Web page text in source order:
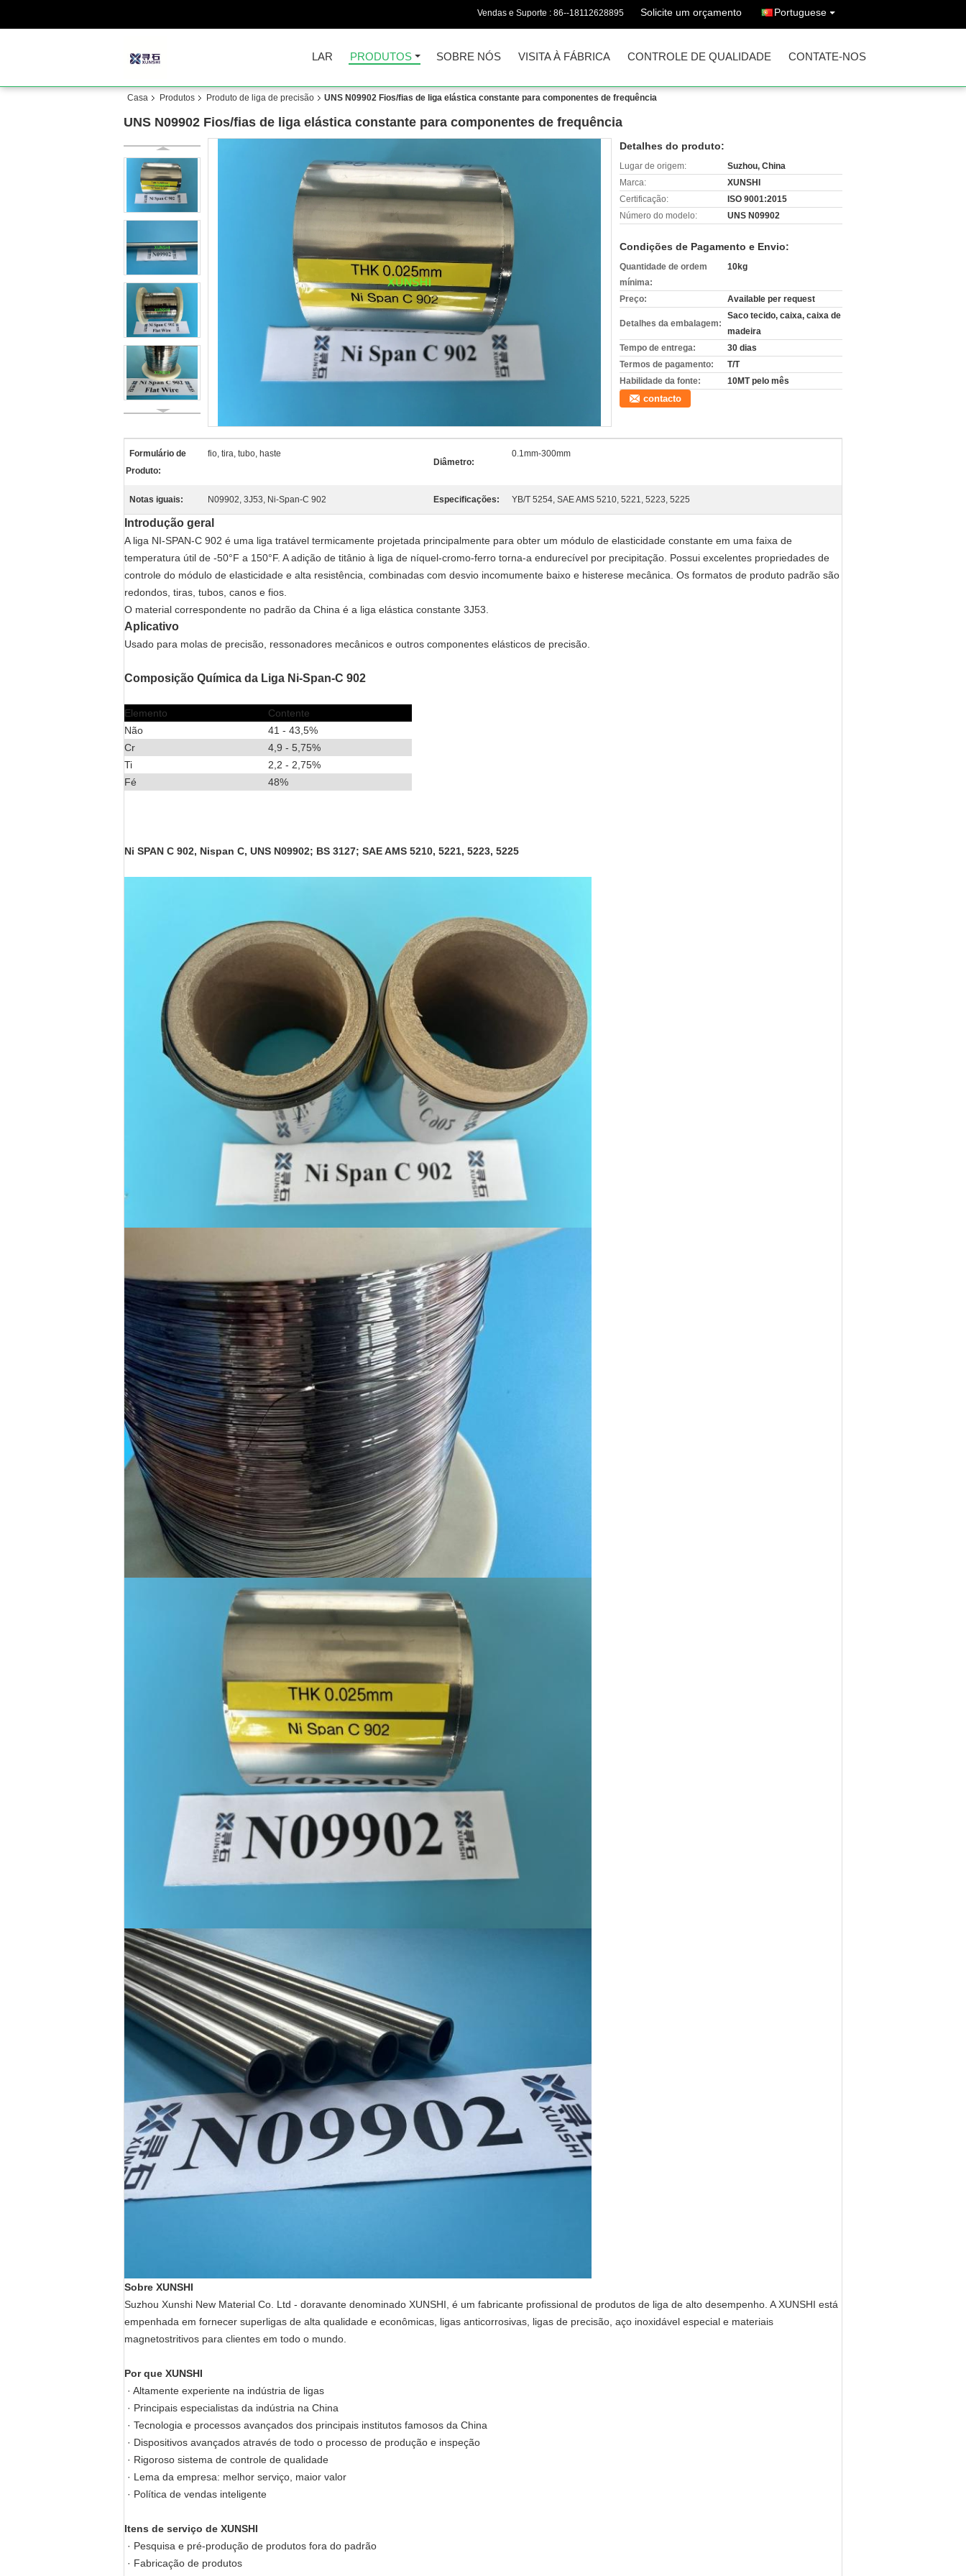
Vendas e Suporte : 86--18112628895 Solicite um orçamento Portuguese
LAR PRODUTOS SOBRE NÓS VISITA À FÁBRICA CONTROLE DE QUALIDADE CONTATE-NOS
Casa Produtos Produto de liga de precisão UNS N09902 Fios/fias de liga elástica constante para componentes de frequência
UNS N09902 Fios/fias de liga elástica constante para componentes de frequência
Detalhes do produto:
Lugar de origem:
Suzhou, China
Marca:
XUNSHI
Certificação:
ISO 9001:2015
Número do modelo:
UNS N09902
Condições de Pagamento e Envio:
Quantidade de ordem
mínima:
10kg
Preço: Available per request
Detalhes da embalagem:
Saco tecido, caixa, caixa de
madeira
Tempo de entrega:
30 dias
Termos de pagamento:
T/T
Habilidade da fonte:
10MT pelo mês
contacto
Formulário de
Produto:
fio, tira, tubo, haste
Diâmetro:
0.1mm-300mm
Notas iguais: N09902, 3J53, Ni-Span-C 902 Especificações: YB/T 5254, SAE AMS 5210, 5221, 5223, 5225
Introdução geral
A liga NI-SPAN-C 902 é uma liga tratável termicamente projetada principalmente para obter um módulo de elasticidade constante em uma faixa de
temperatura útil de -50°F a 150°F. A adição de titânio à liga de níquel-cromo-ferro torna-a endurecível por precipitação. Possui excelentes propriedades de
controle do módulo de elasticidade e alta resistência, combinadas com desvio incomumente baixo e histerese mecânica. Os formatos de produto padrão são
redondos, tiras, tubos, canos e fios.
O material correspondente no padrão da China é a liga elástica constante 3J53.
Aplicativo
Usado para molas de precisão, ressonadores mecânicos e outros componentes elásticos de precisão.
Composição Química da Liga Ni-Span-C 902
Elemento
Contente
Não
41 - 43,5%
Cr
4,9 - 5,75%
Ti
2,2 - 2,75%
Fé
48%
Ni SPAN C 902, Nispan C, UNS N09902; BS 3127; SAE AMS 5210, 5221, 5223, 5225
Sobre XUNSHI
Suzhou Xunshi New Material Co. Ltd - doravante denominado XUNSHI, é um fabricante profissional de produtos de liga de alto desempenho. A XUNSHI está
empenhada em fornecer superligas de alta qualidade e econômicas, ligas anticorrosivas, ligas de precisão, aço inoxidável especial e materiais
magnetostritivos para clientes em todo o mundo.
Por que XUNSHI
· Altamente experiente na indústria de ligas
· Principais especialistas da indústria na China
· Tecnologia e processos avançados dos principais institutos famosos da China
· Dispositivos avançados através de todo o processo de produção e inspeção
· Rigoroso sistema de controle de qualidade
· Lema da empresa: melhor serviço, maior valor
· Política de vendas inteligente
Itens de serviço de XUNSHI
· Pesquisa e pré-produção de produtos fora do padrão
· Fabricação de produtos